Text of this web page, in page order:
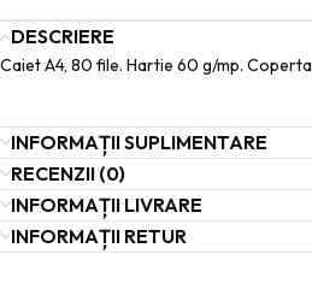
DESCRIERE
Caiet A4, 80 file. Hartie 60 g/mp.
INFORMAȚII SUPLIMENTARE
RECENZII (0)
INFORMAȚII LIVRARE
INFORMAȚII RETUR